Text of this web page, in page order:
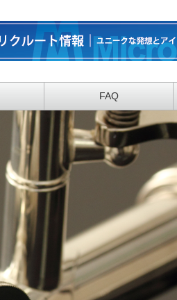
FAQ